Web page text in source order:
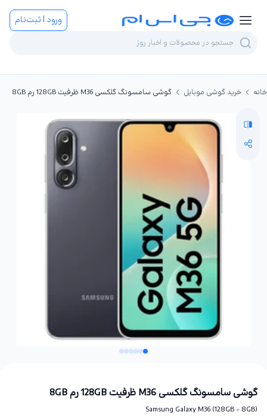
ورود | ثبت‌نام
خانه خرید گوشی موبایل گوشی سامسونگ گلکسی M36 ظرفیت 128GB رم 8GB
گوشی سامسونگ گلکسی M36 ظرفیت 128GB رم 8GB
Samsung Galaxy M36 (128GB - 8GB)